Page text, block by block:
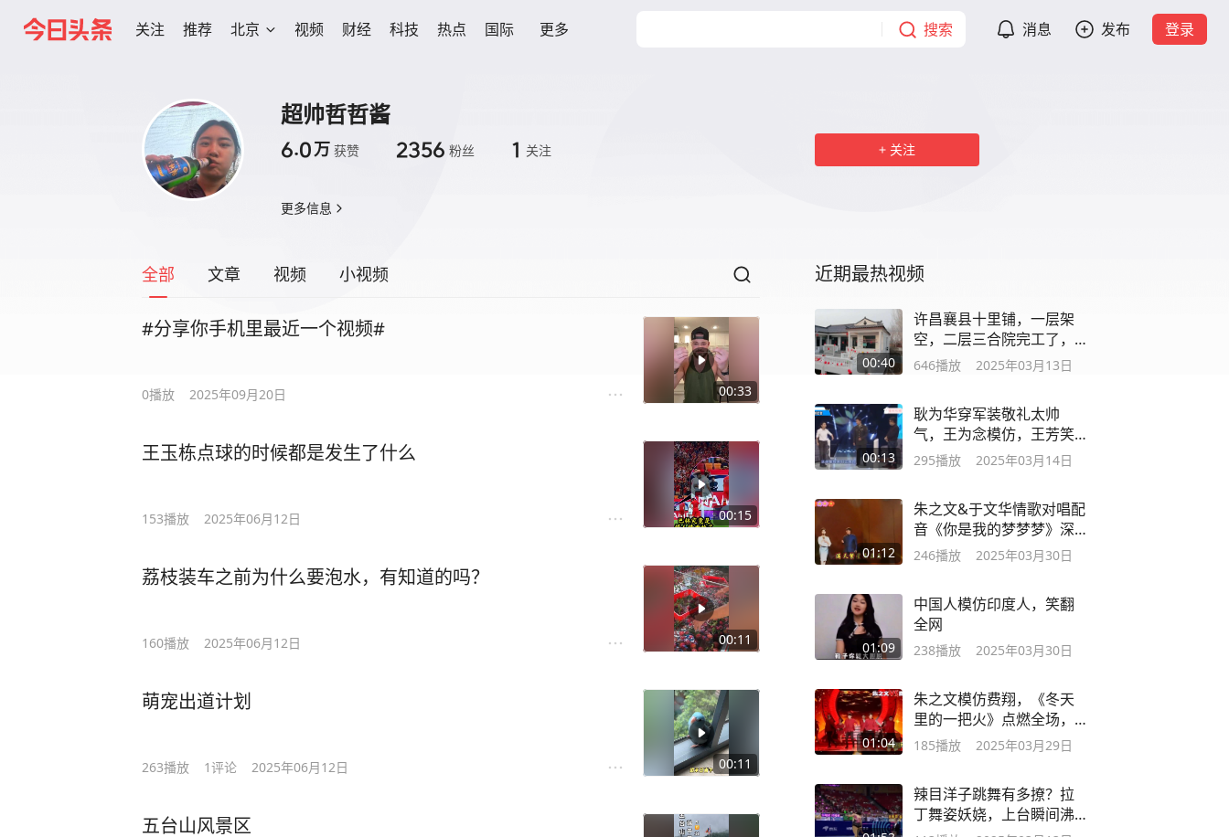
关注 推荐 北京 视频 财经 科技 热点 国际 更多 搜索 消息 发布 登录
超帅哲哲酱
6.0万 获赞 2356 粉丝 1 关注
更多信息
关注
全部 文章 视频 小视频
00:33
#分享你手机里最近一个视频#
0播放 2025年09月20日
00:15
王玉栋点球的时候都是发生了什么
153播放 2025年06月12日
00:11
荔枝装车之前为什么要泡水，有知道的吗？
160播放 2025年06月12日
00:11
萌宠出道计划
263播放 1评论 2025年06月12日
五台山风景区
近期最热视频
00:40
许昌襄县十里铺，一层架
空，二层三合院完工了，
新媳妇也娶进门了
646播放 2025年03月13日
00:13
耿为华穿军装敬礼太帅
气，王为念模仿，王芳笑
岔气了丨综艺
295播放 2025年03月14日
01:12
朱之文&于文华情歌对唱配
音《你是我的梦梦梦》深
情对唱真好听 ！
246播放 2025年03月30日
01:09
中国人模仿印度人，笑翻
全网
238播放 2025年03月30日
01:04
朱之文模仿费翔，《冬天
里的一把火》点燃全场，
唱腔却一股土气！
185播放 2025年03月29日
辣目洋子跳舞有多撩？拉
丁舞姿妖娆，上台瞬间沸